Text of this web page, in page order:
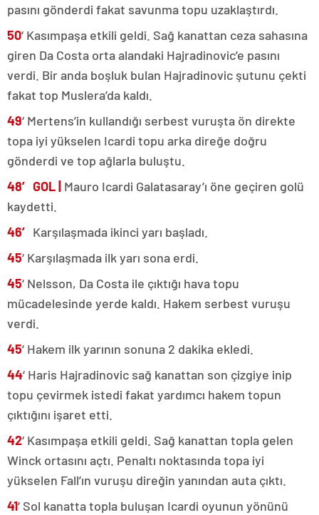
pasını gönderdi fakat savunma topu uzaklaştırdı.
50‘ Kasımpaşa etkili geldi. Sağ kanattan ceza sahasına
giren Da Costa orta alandaki Hajradinovic’e pasını
verdi. Bir anda boşluk bulan Hajradinovic şutunu çekti
fakat top Muslera’da kaldı.
49‘ Mertens’in kullandığı serbest vuruşta ön direkte
topa iyi yükselen Icardi topu arka direğe doğru
gönderdi ve top ağlarla buluştu.
48′ GOL | Mauro Icardi Galatasaray’ı öne geçiren golü
kaydetti.
46′ Karşılaşmada ikinci yarı başladı.
45‘ Karşılaşmada ilk yarı sona erdi.
45‘ Nelsson, Da Costa ile çıktığı hava topu
mücadelesinde yerde kaldı. Hakem serbest vuruşu
verdi.
45‘ Hakem ilk yarının sonuna 2 dakika ekledi.
44‘ Haris Hajradinovic sağ kanattan son çizgiye inip
topu çevirmek istedi fakat yardımcı hakem topun
çıktığını işaret etti.
42‘ Kasımpaşa etkili geldi. Sağ kanattan topla gelen
Winck ortasını açtı. Penaltı noktasında topa iyi
yükselen Fall’ın vuruşu direğin yanından auta çıktı.
41‘ Sol kanatta topla buluşan Icardi oyunun yönünü